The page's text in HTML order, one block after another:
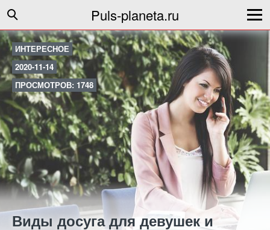
Puls-planeta.ru
ИНТЕРЕСНОЕ
2020-11-14
ПРОСМОТРОВ: 1748
Виды досуга для девушек и